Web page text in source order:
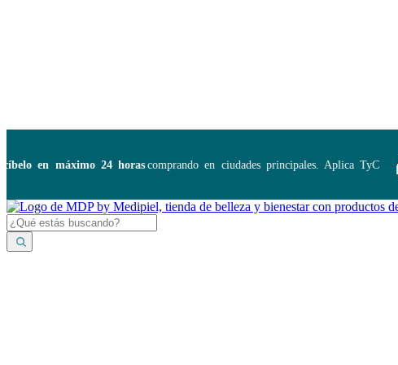
en máximo 24 horascomprando en ciudades principales. Aplica TyC